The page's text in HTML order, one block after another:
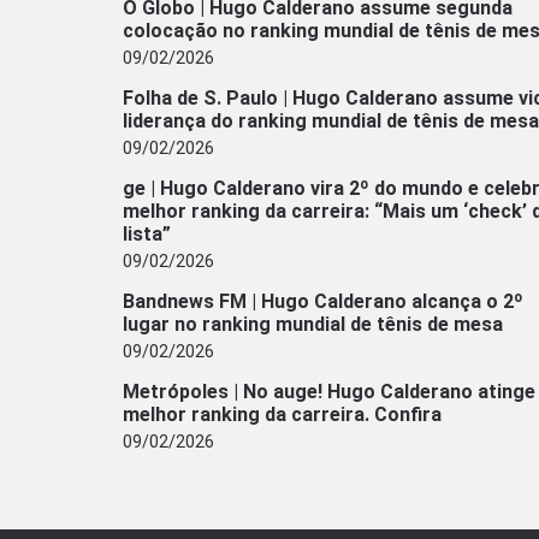
O Globo | Hugo Calderano assume segunda
colocação no ranking mundial de tênis de
09/02/2026
Folha de S. Paulo | Hugo Calderano assume
liderança do ranking mundial de tênis de mesa
09/02/2026
ge | Hugo Calderano vira 2º do mundo e
melhor ranking da carreira: “Mais um ‘check’
lista”
09/02/2026
Bandnews FM | Hugo Calderano alcança o 2º
lugar no ranking mundial de tênis de mesa
09/02/2026
Metrópoles | No auge! Hugo Calderano atinge
melhor ranking da carreira. Confira
09/02/2026